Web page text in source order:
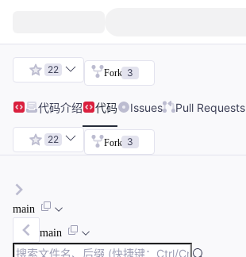
22 Fork 3
代码介绍 代码 Issues Pull Requests
22 Fork 3
main
main